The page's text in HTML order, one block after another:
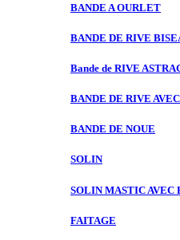
BANDE AOURLET
BANDE DE RIVE
Bande de RIVE
BANDE DE RIVE
BANDE DE NOUE
SOLIN
SOLIN MASTIC AVEC
FAITAGE